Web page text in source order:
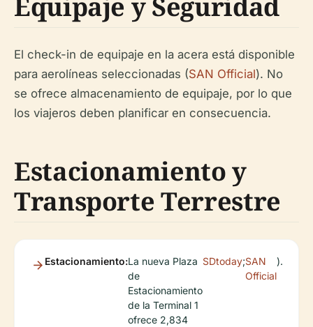
Equipaje y Seguridad
El check-in de equipaje en la acera está disponible
para aerolíneas seleccionadas (SAN Official). No
se ofrece almacenamiento de equipaje, por lo que
los viajeros deben planificar en consecuencia.
Estacionamiento y
Transporte Terrestre
Estacionamiento:La nueva Plaza
de
Estacionamiento
de la Terminal 1
ofrece 2,834
SDtoday;SAN
Official
).